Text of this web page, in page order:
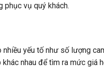
phục vụ quý khách.
yếu tố như số lượng
nhau để tìm ra mức giá